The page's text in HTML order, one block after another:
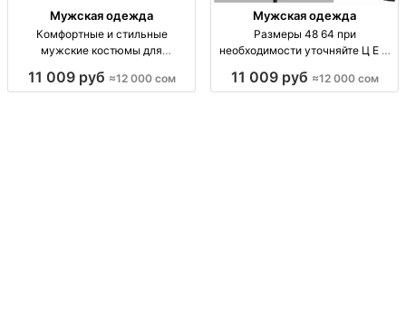
Мужская одежда
Комфортные и стильные
мужские костюмы для
Премиальные мужские костюмы
11 009 руб ≈12 000 сом
Мужская одежда
Размеры 48 64 при
необходимости уточняйте Ц Е Н
11 009 руб ≈12 000 сом